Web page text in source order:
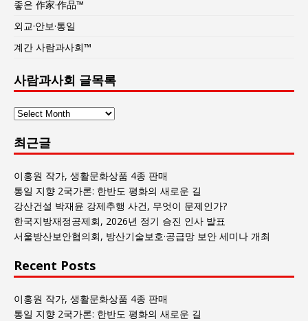
좋은 作家·作品™
외교·안보·통일
계간 사람과사회™
사람과사회 글목록
사
과
사
회
글
목
록
최근글
이홍원 작가, 생활문화상품 4종 판매
통일 지향 2국가론: 한반도 평화의 새로운 길
강산건설 박재윤 강제추행 사건, 무엇이 문제인가?
한국지방재정공제회, 2026년 정기 승진 인사 발표
서울방산보안협의회, 방산기술보호·공급망 보안 세미나 개최
Recent Posts
이홍원 작가, 생활문화상품 4종 판매
통일 지향 2국가론: 한반도 평화의 새로운 길